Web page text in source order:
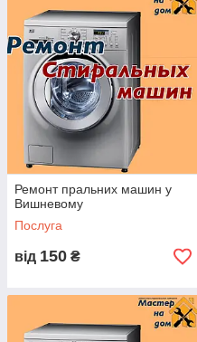
НАШИ ТЕЛЕФОНИ:
Ремонт пральних машин у
Вишневому
Послуга
від 150 ₴